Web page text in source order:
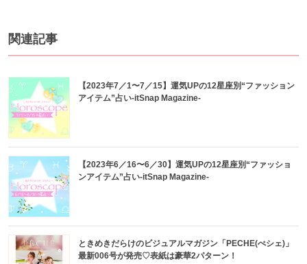
関連記事
【2023年7／1〜7／15】運気UPの12星座別“ファッション
アイテム”占い-itSnap Magazine-
【2023年6／16〜6／30】運気UPの12星座別“ファッショ
ンアイテム”占い-itSnap Magazine-
ときめきだらけのビジュアルマガジン「PECHE(ぺシェ)」
最新006号が発売♡表紙は豪華2パターン！